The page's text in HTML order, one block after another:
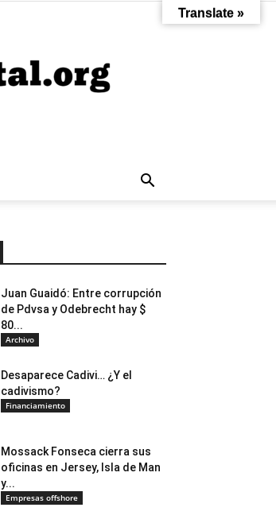
Juan Guaidó: Entre corrupción
de Pdvsa y Odebrecht hay $
80...
Archivo
Desaparece Cadivi… ¿Y el
cadivismo?
Financiamiento
Mossack Fonseca cierra sus
oficinas en Jersey, Isla de Man
y...
Empresas offshore
Translate »